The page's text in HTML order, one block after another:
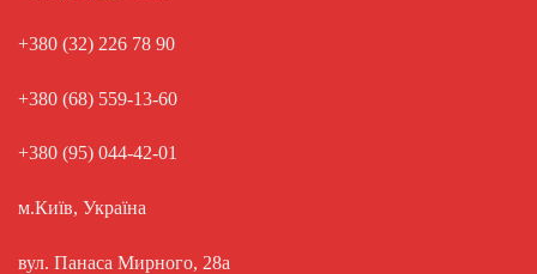
+380 (32) 226 78 90
+380 (68) 559-13-60
+380 (95) 044-42-01
м.Київ, Україна
вул. Панаса Мирного, 28а